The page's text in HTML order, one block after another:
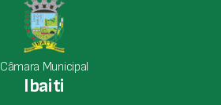
Câmara Municipal
Ibaiti